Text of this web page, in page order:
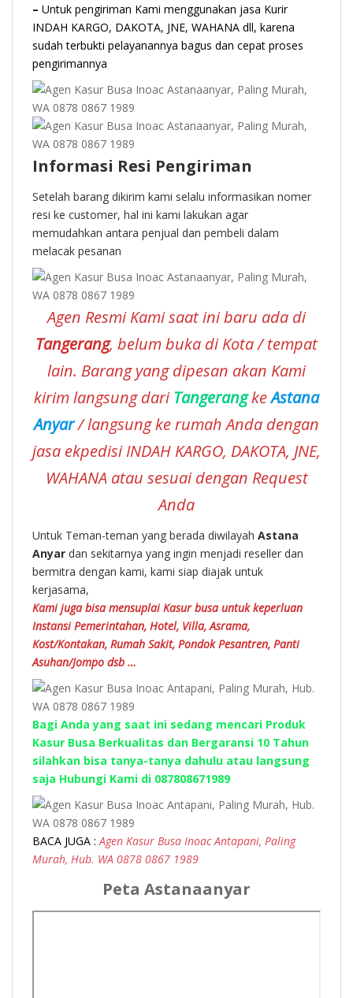
– Untuk pengiriman Kami menggunakan jasa Kurir
INDAH KARGO, DAKOTA, JNE, WAHANA dll, karena
sudah terbukti pelayanannya bagus dan cepat proses
pengirimannya
Informasi Resi Pengiriman
Setelah barang dikirim kami selalu informasikan nomer
resi ke customer, hal ini kami lakukan agar
memudahkan antara penjual dan pembeli dalam
melacak pesanan
Agen Resmi Kami saat ini baru ada di
Tangerang, belum buka di Kota / tempat
lain. Barang yang dipesan akan Kami
kirim langsung dariTangerangkeAstana
Anyar/ langsung ke rumah Anda dengan
jasa ekpedisi INDAH KARGO, DAKOTA, JNE,
WAHANA atau sesuai dengan Request
Anda
Untuk Teman-teman yang berada diwilayah Astana
Anyar dan sekitarnya yang ingin menjadi reseller dan
bermitra dengan kami, kami siap diajak untuk
kerjasama,
Kami juga bisa mensuplai Kasur busa untuk keperluan
Instansi Pemerintahan, Hotel, Villa, Asrama,
Kost/Kontakan, Rumah Sakit, Pondok Pesantren, Panti
Asuhan/Jompo dsb …
Bagi Anda yang saat ini sedang mencari Produk
Kasur Busa Berkualitas dan Bergaransi 10 Tahun
silahkan bisa tanya-tanya dahulu atau langsung
saja Hubungi Kami di 087808671989
BACA JUGA : Agen Kasur Busa Inoac Antapani, Paling
Murah, Hub. WA 0878 0867 1989
Peta Astanaanyar